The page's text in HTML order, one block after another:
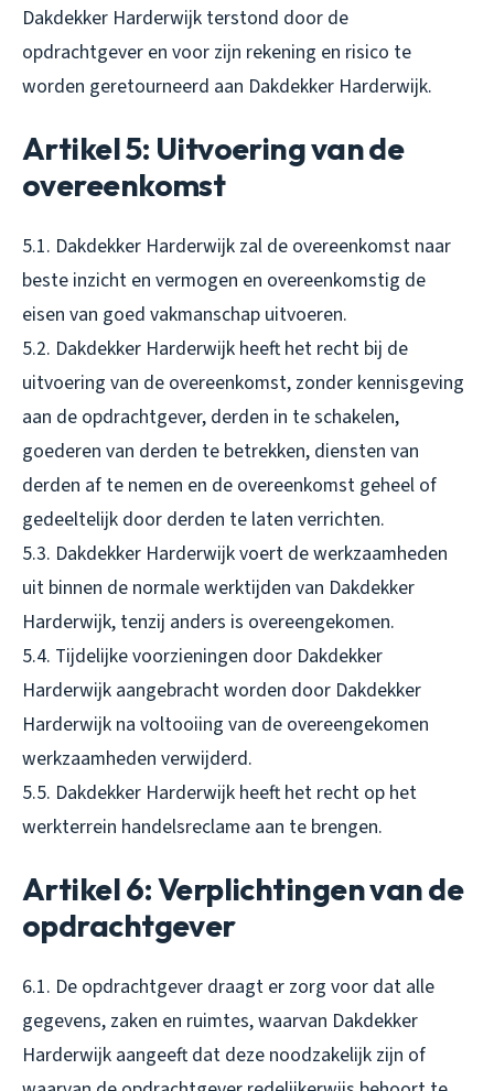
Dakdekker Harderwijk terstond door de
opdrachtgever en voor zijn rekening en risico te
worden geretourneerd aan Dakdekker Harderwijk.
Artikel 5: Uitvoering van de
overeenkomst
5.1. Dakdekker Harderwijk zal de overeenkomst naar
beste inzicht en vermogen en overeenkomstig de
eisen van goed vakmanschap uitvoeren.
5.2. Dakdekker Harderwijk heeft het recht bij de
uitvoering van de overeenkomst, zonder kennisgeving
aan de opdrachtgever, derden in te schakelen,
goederen van derden te betrekken, diensten van
derden af te nemen en de overeenkomst geheel of
gedeeltelijk door derden te laten verrichten.
5.3. Dakdekker Harderwijk voert de werkzaamheden
uit binnen de normale werktijden van Dakdekker
Harderwijk, tenzij anders is overeengekomen.
5.4. Tijdelijke voorzieningen door Dakdekker
Harderwijk aangebracht worden door Dakdekker
Harderwijk na voltooiing van de overeengekomen
werkzaamheden verwijderd.
5.5. Dakdekker Harderwijk heeft het recht op het
werkterrein handelsreclame aan te brengen.
Artikel 6: Verplichtingen van de
opdrachtgever
6.1. De opdrachtgever draagt er zorg voor dat alle
gegevens, zaken en ruimtes, waarvan Dakdekker
Harderwijk aangeeft dat deze noodzakelijk zijn of